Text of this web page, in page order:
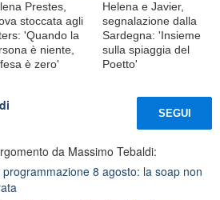
Prestes,
stoccata agli
'Quando la
è niente,
è zero'
Helena e Javier,
segnalazione dalla
Sardegna: 'Insieme
sulla spiaggia del
Poetto'
SEGUI
da Massimo Tebaldi:
8 agosto: la soap non